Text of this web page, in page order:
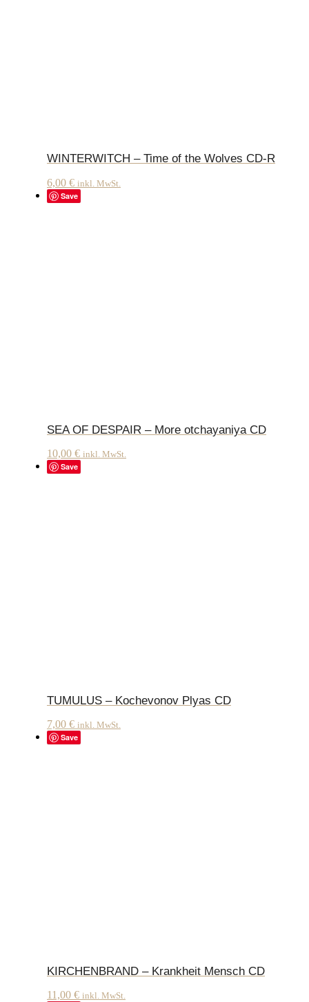
WINTERWITCH – Time of the Wolves CD-R
6,00 € inkl. MwSt.
Save
SEA OF DESPAIR – More otchayaniya CD
10,00 € inkl. MwSt.
Save
TUMULUS – Kochevonov Plyas CD
7,00 € inkl. MwSt.
Save
KIRCHENBRAND – Krankheit Mensch CD
11,00 € inkl. MwSt.